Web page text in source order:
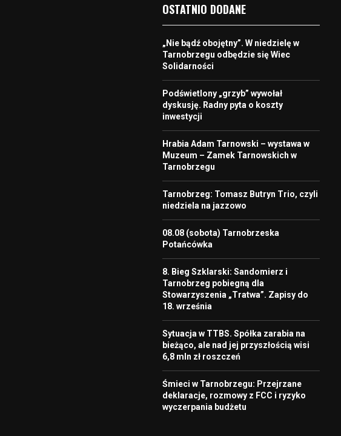
OSTATNIO DODANE
„Nie bądź obojętny”. W niedzielę w
Tarnobrzegu odbędzie się Wiec
Solidarności
Podświetlony „grzyb” wywołał
dyskusję. Radny pyta o koszty
inwestycji
Hrabia Adam Tarnowski – wystawa w
Muzeum – Zamek Tarnowskich w
Tarnobrzegu
Tarnobrzeg: Tomasz Butryn Trio, czyli
niedziela na jazzowo
08.08 (sobota) Tarnobrzeska
Potańcówka
8. Bieg Szklarski: Sandomierz i
Tarnobrzeg pobiegną dla
Stowarzyszenia „Tratwa”. Zapisy do
18. września
Sytuacja w TTBS. Spółka zarabia na
bieżąco, ale nad jej przyszłością wisi
6,8 mln zł roszczeń
Śmieci w Tarnobrzegu: Przejrzane
deklaracje, rozmowy z FCC i ryzyko
wyczerpania budżetu